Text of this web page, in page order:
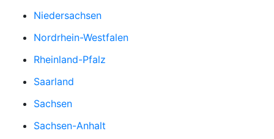
Niedersachsen
Nordrhein-Westfalen
Rheinland-Pfalz
Saarland
Sachsen
Sachsen-Anhalt